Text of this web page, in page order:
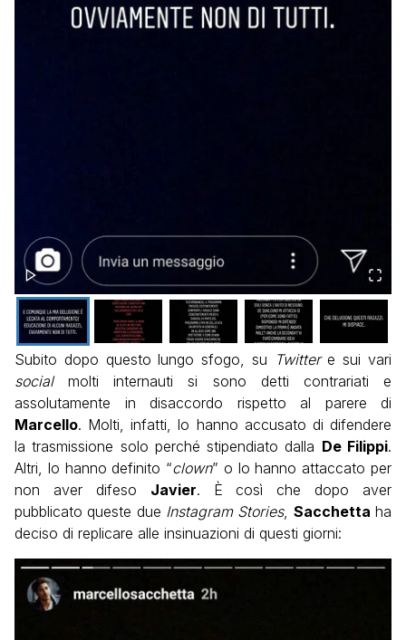
Subito dopo questo lungo sfogo, su Twittere sui vari
socialmolti internauti si sono detti contrariati e
assolutamente in disaccordo rispetto al parere di
Marcello. Molti, infatti, lo hanno accusato di difendere
la trasmissione solo perché stipendiato dalla De Filippi.
Altri, lo hanno definito “clown” o lo hanno attaccato per
non aver difeso Javier. È così che dopo aver
pubblicato queste due Instagram Stories, Sacchetta ha
deciso di replicare alle insinuazioni di questi giorni: